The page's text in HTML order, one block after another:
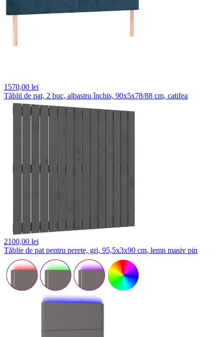
1570,00 lei
Tăblii de pat, 2 buc, albastru închis, 90x5x78/88 cm, catifea
2100,00 lei
Tăblie de pat pentru perete, gri, 95,5x3x90 cm, lemn masiv pin